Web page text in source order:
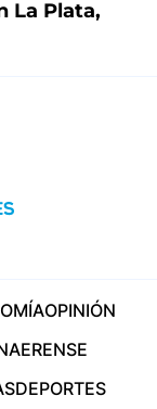
La Plata,
OPINIÓN
DEPORTES